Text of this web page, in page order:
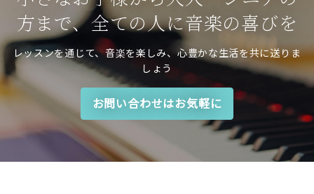
方まで、全ての人に音楽の喜びを
レッスンを通じて、音楽を楽しみ、心豊かな生活を共に送りま
しょう
お問い合わせはお気軽に